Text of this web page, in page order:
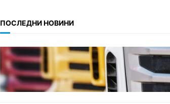
ПОСЛЕДНИ НОВИНИ
БЪЛГАРИЯ
Нови ограничения за
камионите над 12 тона по
ключови пътища през август